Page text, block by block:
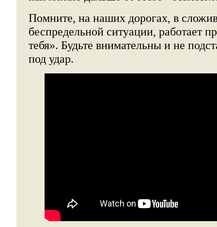
Помните, на наших дорогах, в
беспредельной ситуации, работает
тебя». Будьте внимательны и не
под удар.